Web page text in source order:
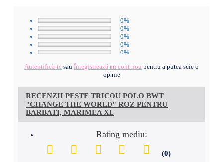
0%
0%
0%
0%
0%
Autentifică-te sau Înregistrează un cont nou pentru a putea scie o
opinie
RECENZII PESTE TRICOU POLO BWT
"CHANGE THE WORLD" ROZ PENTRU
BARBATI, MARIMEA XL
Rating mediu:
(0)